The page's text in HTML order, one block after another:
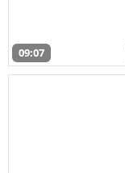
09:07